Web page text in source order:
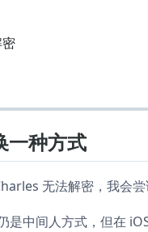
一种方式
无法解密，我会
是中间人方式，但在